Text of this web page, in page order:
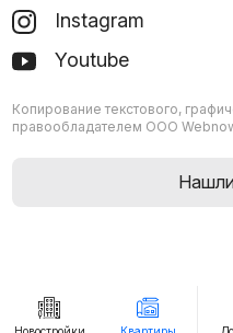
Instagram
Youtube
Копирование текстового,
правообладателем ООО